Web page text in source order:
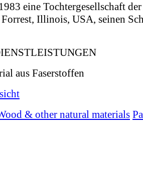
eine Tochtergesellschaft
Illinois, USA, seinen
aus Faserstoffen
& other natural materials